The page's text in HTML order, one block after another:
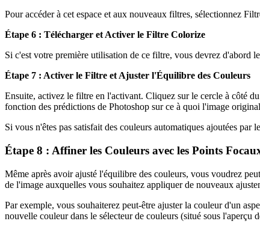
Pour accéder à cet espace et aux nouveaux filtres, sélectionnez
Étape 6 : Télécharger et Activer le Filtre Colorize
Si c'est votre première utilisation de ce filtre, vous devrez d'abord
Étape 7 : Activer le Filtre et Ajuster l'Équilibre des Couleurs
Ensuite, activez le filtre en l'activant. Cliquez sur le cercle à côté
fonction des prédictions de Photoshop sur ce à quoi l'image
Si vous n'êtes pas satisfait des couleurs automatiques ajoutées
Étape 8 : Affiner les Couleurs avec les Points
Même après avoir ajusté l'équilibre des couleurs, vous voudrez
de l'image auxquelles vous souhaitez appliquer de nouveaux
Par exemple, vous souhaiterez peut-être ajuster la couleur d'un
nouvelle couleur dans le sélecteur de couleurs (situé sous l'aperçu